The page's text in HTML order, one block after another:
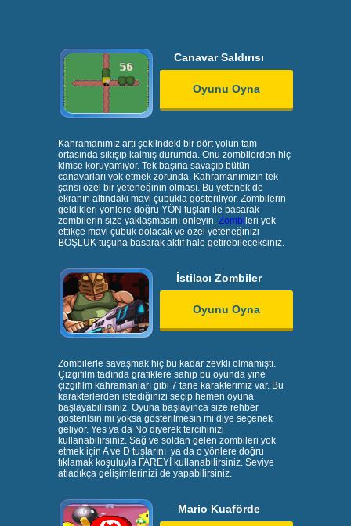
Canavar Saldırısı
Oyunu Oyna
Kahramanımız artı şeklindeki bir dört yolun tam
ortasında sıkışıp kalmış durumda. Onu zombilerden hiç
kimse koruyamıyor. Tek başına savaşıp bütün
canavarları yok etmek zorunda. Kahramanımızın tek
şansı özel bir yeteneğinin olması. Bu yetenek de
ekranın altındaki mavi çubukla gösteriliyor. Zombilerin
geldikleri yönlere doğru YÖN tuşları ile basarak
zombilerin size yaklaşmasını önleyin. Zombileri yok
ettikçe mavi çubuk dolacak ve özel yeteneğinizi
BOŞLUK tuşuna basarak aktif hale getirebileceksiniz.
İstilacı Zombiler
Oyunu Oyna
Zombilerle savaşmak hiç bu kadar zevkli olmamıştı.
Çizgifilm tadında grafiklere sahip bu oyunda yine
çizgifilm kahramanları gibi 7 tane karakterimiz var. Bu
karakterlerden istediğinizi seçip hemen oyuna
başlayabilirsiniz. Oyuna başlayınca size rehber
gösterilsin mi yoksa gösterilmesin mi diye seçenek
geliyor. Yes ya da No diyerek tercihinizi
kullanabilirsiniz. Sağ ve soldan gelen zombileri yok
etmek için A ve D tuşlarını ya da o yönlere doğru
tıklamak koşuluyla FAREYİ kullanabilirsiniz. Seviye
atladıkça gelişimlerinizi de yapabilirsiniz.
Mario Kuaförde